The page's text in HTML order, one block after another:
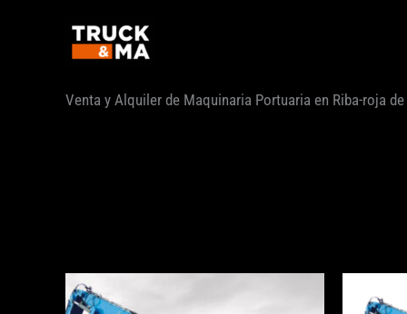
Venta y Alquiler de Maquinaria Portuaria en Riba-roja de